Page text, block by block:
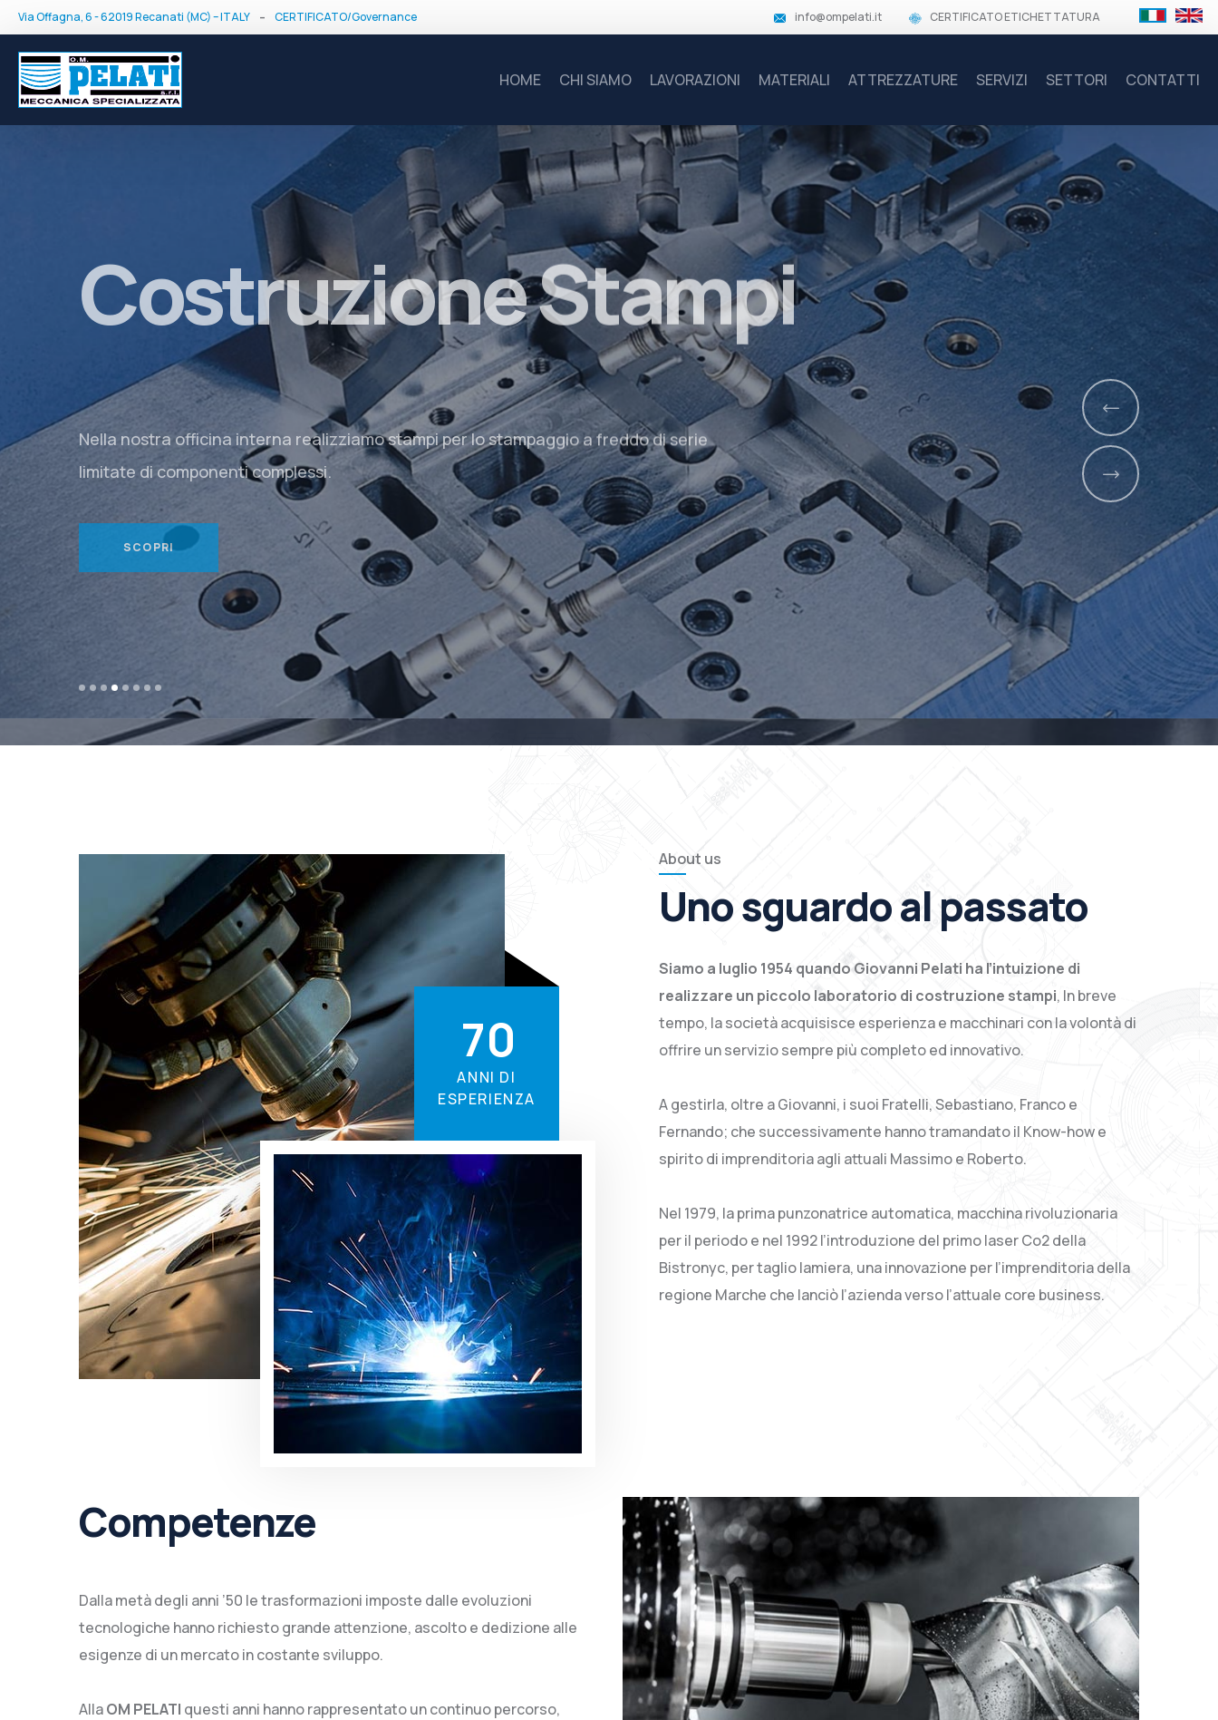
Via Offagna, 6 - 62019 Recanati (MC) – ITALY - CERTIFICATO/Governance info@ompelati.it CERTIFICATO ETICHETTATURA
HOME CHI SIAMO LAVORAZIONI MATERIALI ATTREZZATURE SERVIZI SETTORI CONTATTI
Costruzione Stampi
Nella nostra officina interna realizziamo stampi per lo stampaggio a freddo di serie
limitate di componenti complessi.
SCOPRI
70
ANNI DI
ESPERIENZA
About us
Uno sguardo al passato
Siamo a luglio 1954 quando Giovanni Pelati ha l’intuizione di
realizzare un piccolo laboratorio di costruzione stampi, In breve
tempo, la società acquisisce esperienza e macchinari con la volontà di
offrire un servizio sempre più completo ed innovativo.
A gestirla, oltre a Giovanni, i suoi Fratelli, Sebastiano, Franco e
Fernando; che successivamente hanno tramandato il Know-how e
spirito di imprenditoria agli attuali Massimo e Roberto.
Nel 1979, la prima punzonatrice automatica, macchina rivoluzionaria
per il periodo e nel 1992 l’introduzione del primo laser Co2 della
Bistronyc, per taglio lamiera, una innovazione per l’imprenditoria della
regione Marche che lanciò l’azienda verso l’attuale core business.
Competenze
Dalla metà degli anni ’50 le trasformazioni imposte dalle evoluzioni
tecnologiche hanno richiesto grande attenzione, ascolto e dedizione alle
esigenze di un mercato in costante sviluppo.
AllaOM PELATI questi anni hanno rappresentato un continuo percorso,